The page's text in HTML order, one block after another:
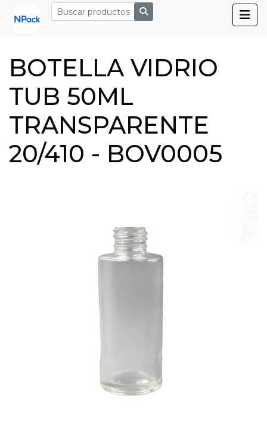
BOTELLA VIDRIO
TUB 50ML
TRANSPARENTE
20/410 - BOV0005